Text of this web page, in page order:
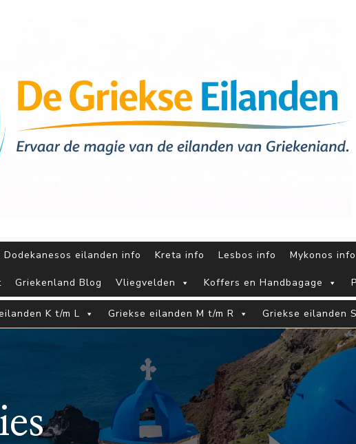
Dodekanesos eilanden info Kreta info Lesbos info Mykonos info
Griekenland Blog Vliegvelden Koffers en Handbagage
K t/m L Griekse eilanden M t/m R Griekse eilanden